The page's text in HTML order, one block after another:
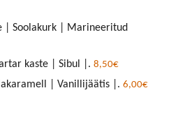
| Soolakurk | Marineeritud
kaste | Sibul |. 8,50€
| Vanillijäätis |. 6,00€